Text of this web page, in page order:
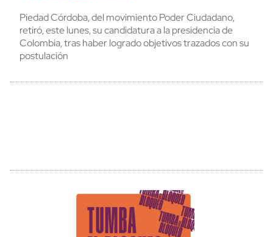
Piedad Córdoba, del movimiento Poder Ciudadano,
retiró, este lunes, su candidatura a la presidencia de
Colombia, tras haber logrado objetivos trazados con su
postulación